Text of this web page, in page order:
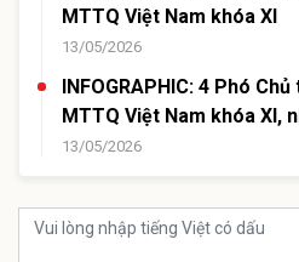
MTTQ Việt Nam khóa XI
13/05/2026
INFOGRAPHIC: 4 Phó
MTTQ Việt Nam khóa XI,
13/05/2026